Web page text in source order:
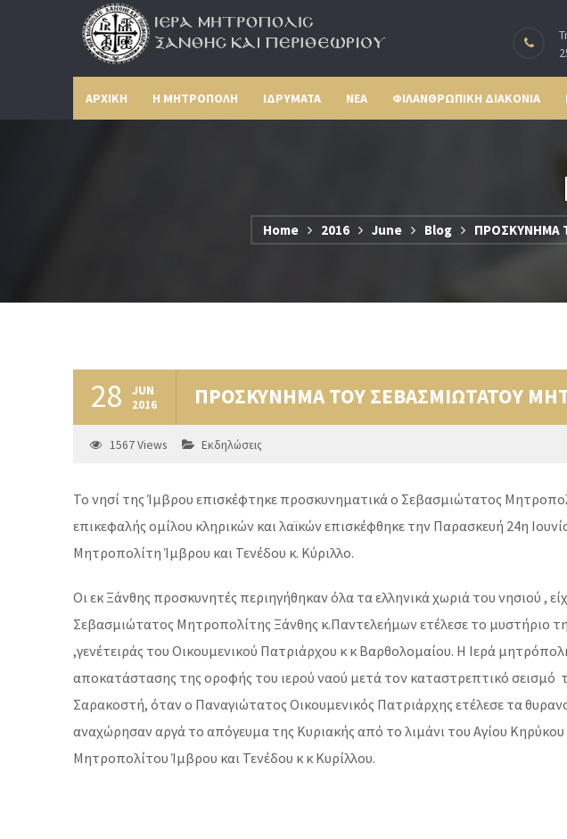
ΑΡΧΙΚΗ Η ΜΗΤΡΟΠΟΛΗ ΙΔΡΥΜΑΤΑ ΝΕΑ ΦΙΛΑΝΘΡΩΠΙΚΗ ΔΙΑΚΟΝΙΑ
Home 2016 June Blog ΠΡΟΣΚΥΝΗΜΑ
28 JUN
2016 ΠΡΟΣΚΥΝΗΜΑ ΤΟΥ ΣΕΒΑΣΜΙΩΤΑΤΟΥ
1567Views Εκδηλώσεις
Το νησί της Ίμβρου επισκέφτηκε προσκυνηματικά ο Σεβασμιώτατος
επικεφαλής ομίλου κληρικών και λαϊκών επισκέφθηκε την Παρασκευή 24η
Μητροπολίτη Ίμβρου και Τενέδου κ. Κύριλλο.
Οι εκ Ξάνθης προσκυνητές περιηγήθηκαν όλα τα ελληνικά χωριά του νησιού ,
Σεβασμιώτατος Μητροπολίτης Ξάνθης κ.Παντελεήμων ετέλεσε το μυστήριο
,γενέτειράς του Οικουμενικού Πατριάρχου κ κ Βαρθολομαίου. Η Ιερά
αποκατάστασης της οροφής του ιερού ναού μετά τον καταστρεπτικό σεισμό
Σαρακοστή, όταν ο Παναγιώτατος Οικουμενικός Πατριάρχης ετέλεσε τα
αναχώρησαν αργά το απόγευμα της Κυριακής από το λιμάνι του Αγίου
Μητροπολίτου Ίμβρου και Τενέδου κ κ Κυρίλλου.